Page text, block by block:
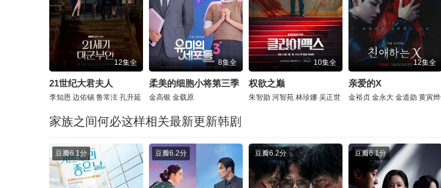
12集全
21世纪大君夫人
李知恩 边佑锡 鲁常泫 孔升延
8集全
柔美的细胞小将第三季
金高银 金载原
10集全
权欲之巅
朱智勋 河智苑 林珍娜 吴正世
12集全
亲爱的X
金裕贞 金永大 金道勋 黄寅烨
家族之间何必这样相关最新更新韩剧
豆瓣6.1分 豆瓣6.2分 豆瓣6.2分 豆瓣6.1分